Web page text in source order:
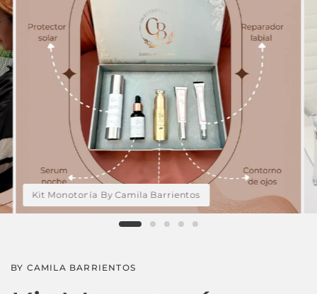
Kit Monotonía By Camila Barrientos
BY CAMILA BARRIENTOS